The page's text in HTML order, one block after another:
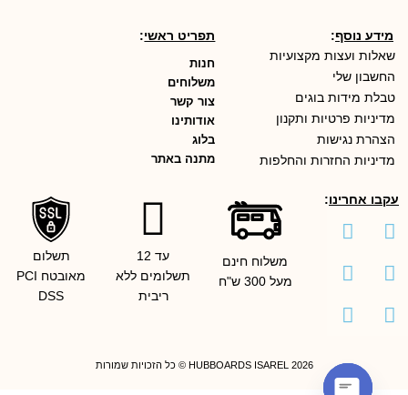
מידע נוסף:
שאלות ועצות מקצועיות
החשבון שלי
טבלת מידות בוגים
מדיניות פרטיות ותקנון
הצהרת נגישות
מדיניות החזרות והחלפות
תפריט ראשי:
חנות
משלוחים
צור קשר
אודותינו
בלוג
מתנה באתר
עקבו אחרינו:
Instagram
Facebook Tiktok
YoutubeThreads
twitter
משלוח חינם
מעל 300 ש"ח
עד 12
תשלומים ללא
ריבית
תשלום
מאובטח PCI
DSS
2026 HUBBOARDS ISAREL © כל הזכויות שמורות